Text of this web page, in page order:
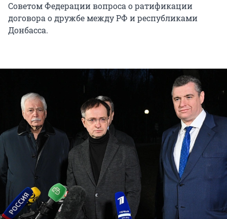
Советом Федерации вопроса о ратификации
договора о дружбе между РФ и республиками
Донбасса.